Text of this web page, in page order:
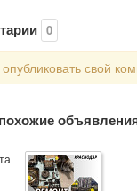
0
свой